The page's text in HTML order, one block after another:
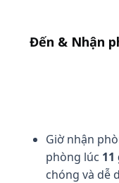
Đến & Nhận
Giờ nhận
phòng lúc
chóng và dễ